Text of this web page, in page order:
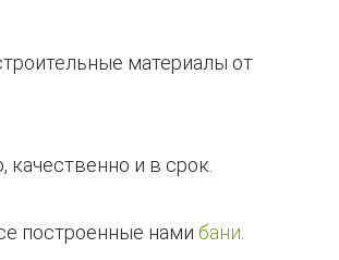
материалы от
и в срок.
построенные нами бани